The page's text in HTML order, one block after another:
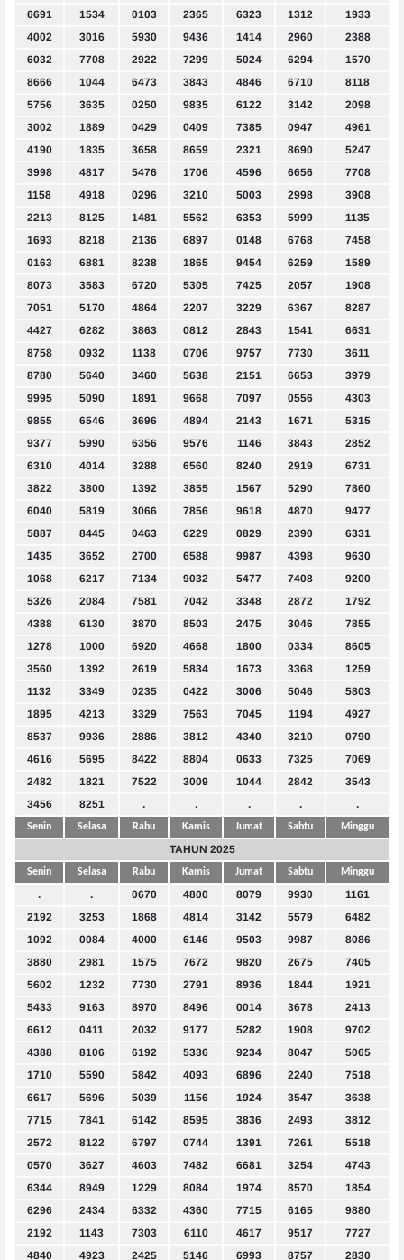
6691
1534 0103 2365 6323 1312
1933
4002
3016 5930 9436 1414 2960
2388
6032
7708 2922 7299 5024 6294
1570
8666
1044 6473 3843 4846 6710
8118
5756
3635 0250 9835 6122 3142
2098
3002
1889 0429 0409 7385 0947
4961
4190
1835 3658 8659 2321 8690
5247
3998
4817 5476 1706 4596 6656
7708
1158
4918 0296 3210 5003 2998
3908
2213
8125 1481 5562 6353 5999
1135
1693
8218 2136 6897 0148 6768
7458
0163
6881 8238 1865 9454 6259
1589
8073
3583 6720 5305 7425 2057
1908
7051
5170 4864 2207 3229 6367
8287
4427
6282 3863 0812 2843 1541
6631
8758
0932 1138 0706 9757 7730
3611
8780
5640 3460 5638 2151 6653
3979
9995
5090 1891 9668 7097 0556
4303
9855
6546 3696 4894 2143 1671
5315
9377
5990 6356 9576 1146 3843
2852
6310
4014 3288 6560 8240 2919
6731
3822
3800 1392 3855 1567 5290
7860
6040
5819 3066 7856 9618 4870
9477
5887
8445 0463 6229 0829 2390
6331
1435
3652 2700 6588 9987 4398
9630
1068
6217 7134 9032 5477 7408
9200
5326
2084 7581 7042 3348 2872
1792
4388
6130 3870 8503 2475 3046
7855
1278
1000 6920 4668 1800 0334
8605
3560
1392 2619 5834 1673 3368
1259
1132
3349 0235 0422 3006 5046
5803
1895
4213 3329 7563 7045 1194
4927
8537
9936 2886 3812 4340 3210
0790
4616
5695 8422 8804 0633 7325
7069
2482
1821 7522 3009 1044 2842
3543
3456
8251 . . . . .
Senin Selasa Rabu Kamis Jumat Sabtu Minggu
TAHUN 2025
Senin Selasa Rabu Kamis Jumat Sabtu Minggu
. . 0670 4800 8079 9930
1161
2192
3253 1868 4814 3142 5579
6482
1092
0084 4000 6146 9503 9987
8086
3880
2981 1575 7672 9820 2675
7405
5602
1232 7730 2791 8936 1844
1921
5433
9163 8970 8496 0014 3678
2413
6612
0411 2032 9177 5282 1908
9702
4388
8106 6192 5336 9234 8047
5065
1710
5590 5842 4093 6896 2240
7518
6617
5696 5039 1156 1924 3547
3638
7715
7841 6142 8595 3836 2493
3812
2572
8122 6797 0744 1391 7261
5518
0570
3627 4603 7482 6681 3254
4743
6344
8949 1229 8084 1974 8570
1854
6296
2434 6332 4360 7715 6165
9880
2192
1143 7303 6110 4617 9517
7727
4840
4923 2425 5146 6993 8757 2830